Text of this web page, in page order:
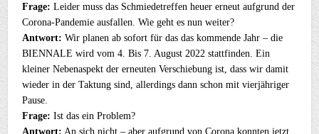
Frage: Leider muss das Schmiedetreffen heuer erneut aufgrund der
Corona-Pandemie ausfallen. Wie geht es nun weiter?
Antwort: Wir planen ab sofort für das das kommende Jahr – die
BIENNALE wird vom 4. Bis 7. August 2022 stattfinden. Ein
kleiner Nebenaspekt der erneuten Verschiebung ist, dass wir damit
wieder in der Taktung sind, allerdings dann schon mit vierjähriger
Pause.
Frage: Ist das ein Problem?
Antwort: An sich nicht – aber aufgrund von Corona konnten jetzt